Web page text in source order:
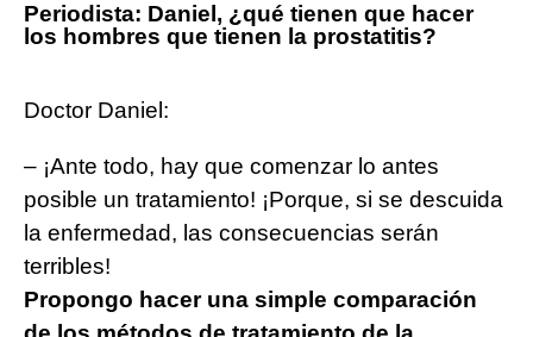
Periodista: Daniel, ¿qué tienen que hacer
los hombres que tienen la prostatitis?
Doctor Daniel:
– ¡Ante todo, hay que comenzar lo antes
posible un tratamiento! ¡Porque, si se descuida
la enfermedad, las consecuencias serán
terribles!
Propongo hacer una simple comparación